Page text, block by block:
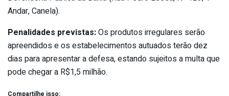
Andar, Canela).
Penalidades previstas:Os produtos irregulares serão
apreendidos e os estabelecimentos autuados terão dez
dias para apresentar a defesa, estando sujeitos a multa que
pode chegar a R$1,5 milhão.
Compartilhe isso: